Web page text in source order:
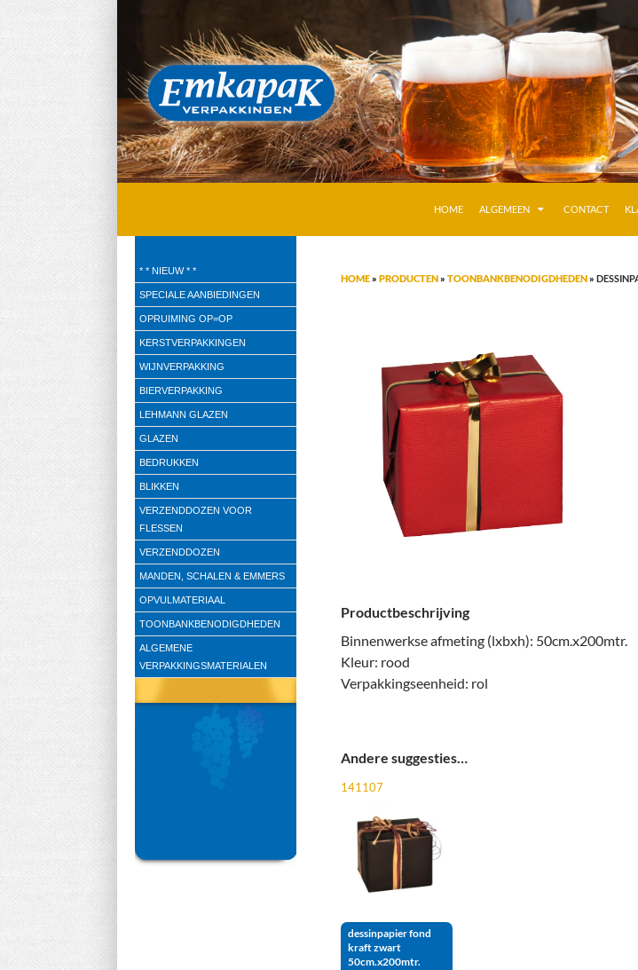
HOME
ALGEMEEN CONTACT
HOME» PRODUCTEN» TOONBANKBENODIGDHEDEN»
Productbeschrijving
Binnenwerkse afmeting (lxbxh): 50cm.x200mtr.
Kleur: rood
Verpakkingseenheid: rol
Andere suggesties…
141107
dessinpapier fond
kraft zwart
50cm.x200mtr.
Verpakkingen
* * NIEUW * *
SPECIALE AANBIEDINGEN
OPRUIMING OP=OP
KERSTVERPAKKINGEN
WIJNVERPAKKING
BIERVERPAKKING
LEHMANN GLAZEN
GLAZEN
BEDRUKKEN
BLIKKEN
VERZENDDOZEN VOOR
FLESSEN
VERZENDDOZEN
MANDEN, SCHALEN & EMMERS
OPVULMATERIAAL
TOONBANKBENODIGDHEDEN
ALGEMENE
VERPAKKINGSMATERIALEN